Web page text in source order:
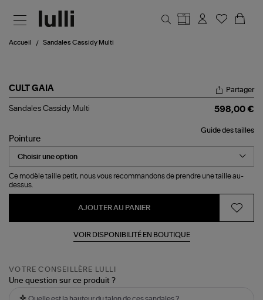
Accueil Sandales Cassidy Multi
CULT GAIA
Sandales
Partager
Sandales Cassidy Multi 598,00 €
Guide des tailles
Pointure
Ce modèle taille petit, nous vous recommandons de prendre une taille au-
dessus.
AJOUTER AU PANIER
VOIR DISPONIBILITÉ EN BOUTIQUE
VOTRE CONSEILLÈRE LULLI
Une question sur ce produit ?